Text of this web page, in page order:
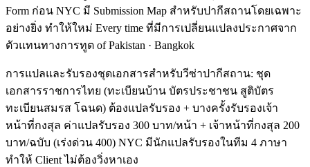
Form ก่อน NYC มี Submission Map สำหรับปากีสถานโดยเฉพาะ
อย่างยิ่ง ทำให้ใหม่ Every time ที่มีการเปลี่ยนแปลงประกาศจาก
ตัวแทนทางการทูต of Pakistan · Bangkok
การแปลและรับรองชุดเอกสารสำหรับวีซ่าปากีสถาน: ชุด
เอกสารราชการไทย (ทะเบียนบ้าน บัตรประชาชน สูติบัตร
ทะเบียนสมรส โฉนด) ต้องแปลรับรอง + บางครั้งรับรองเจ้า
หน้าที่กงสุล ค่าแปลรับรอง 300 บาท/หน้า + เจ้าหน้าที่กงสุล 200
บาท/ฉบับ (เร่งด่วน 400) NYC มีนักแปลรับรองในทีม 4 ภาษา
ทำให้ Client ไม่ต้องวิ่งหาเอง